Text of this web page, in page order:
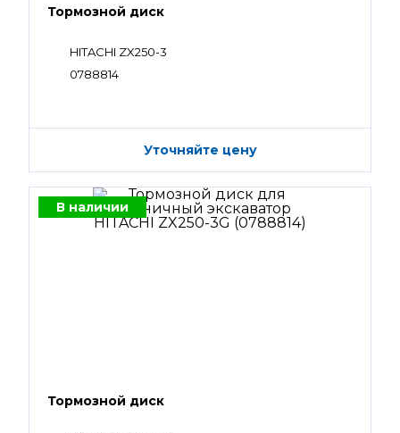
Тормозной диск
HITACHI ZX250-3
0788814
Уточняйте цену
В наличии
Тормозной диск